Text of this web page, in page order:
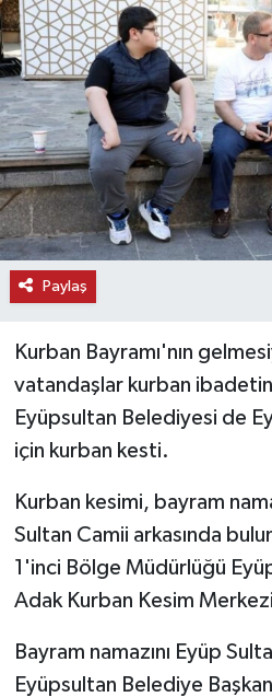
Paylaş
Kurban Bayramı'nın
vatandaşlar kurban
Eyüpsultan Belediyesi de
için kurban kesti.
Kurban kesimi, bayram
Sultan Camii arkasında
1'inci Bölge Müdürlüğü
Adak Kurban Kesim
Bayram namazını Eyüp
Eyüpsultan Belediye
MAGAZİN
ÖZEL HABER
SAĞLIK
SPOR
TEKNOLOJİ
YAŞAM